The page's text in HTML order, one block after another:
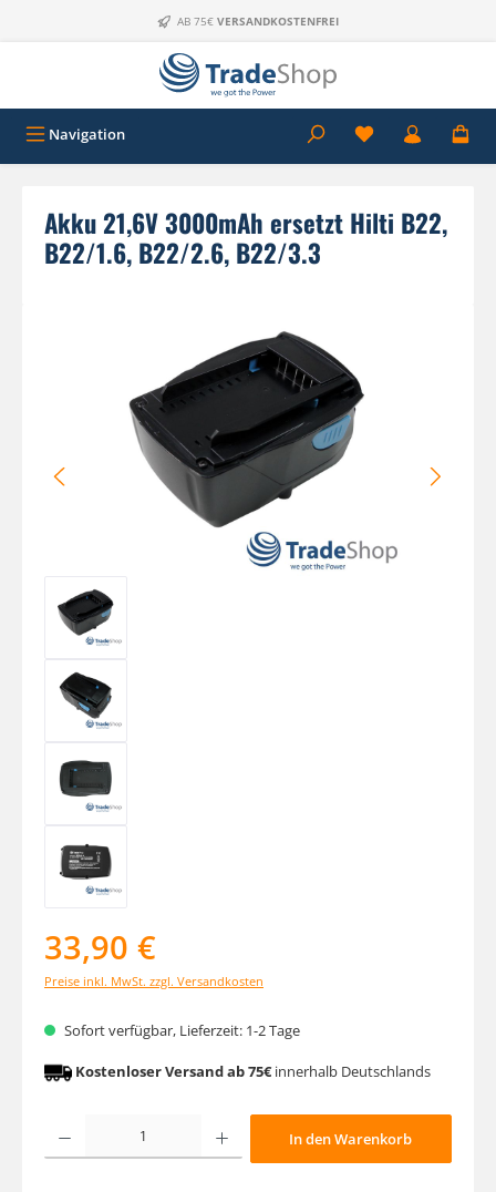
Zum Hauptinhalt springenAB 75€ VERSANDKOSTENFREI
Navigation
Akku 21,6V 3000mAh ersetzt Hilti B22,
B22/1.6, B22/2.6, B22/3.3
33,90 €
Preise inkl. MwSt. zzgl. Versandkosten
Sofort verfügbar, Lieferzeit: 1-2 Tage
Kostenloser Versand ab 75€innerhalb Deutschlands
Produkt Anzahl: Gib den gewünschten Wert ein oder benutze die
In den Warenkorb